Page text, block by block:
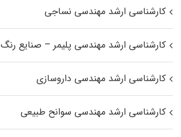
کارشناسی ارشد مهندسی نساجی
کارشناسی ارشد مهندسی پلیمر – صنایع رنگ
کارشناسی ارشد مهندسی داروسازی
کارشناسی ارشد مهندسی سوانح طبیعی